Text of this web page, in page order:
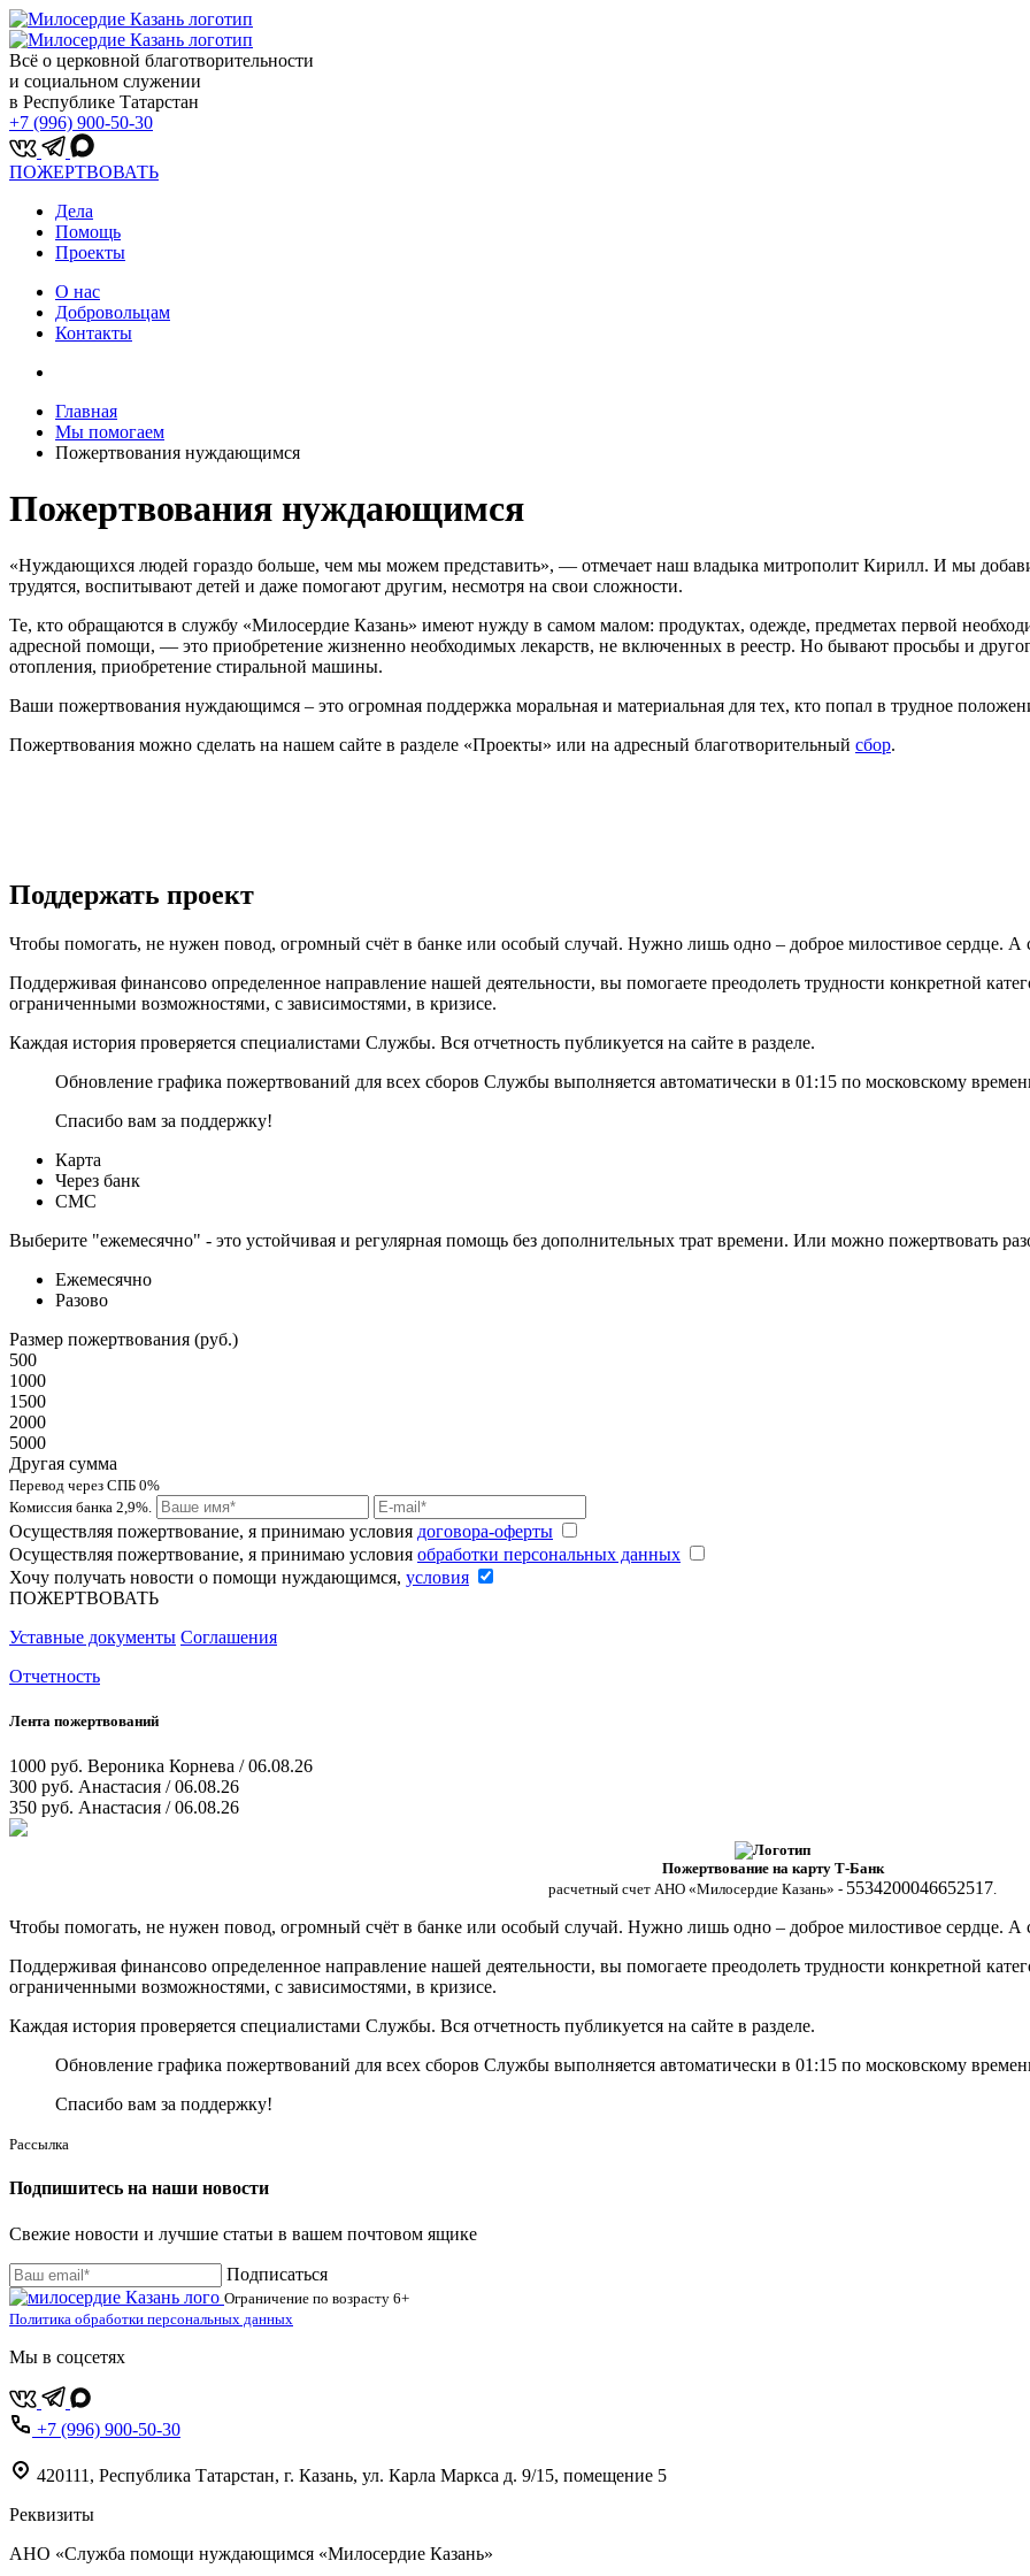
Всё о церковной благотворительности
и социальном служении
в Республике Татарстан
+7 (996) 900-50-30
ПОЖЕРТВОВАТЬ
Дела
Помощь
Проекты
О нас
Добровольцам
Контакты
Главная
Мы помогаем
Пожертвования нуждающимся
Пожертвования нуждающимся
«Нуждающихся людей гораздо больше, чем мы можем представить», — отмечает наш владыка митрополит Кирилл. И мы
трудятся, воспитывают детей и даже помогают другим, несмотря на свои сложности.
Те, кто обращаются в службу «Милосердие Казань» имеют нужду в самом малом: продуктах, одежде, предметах первой
адресной помощи, — это приобретение жизненно необходимых лекарств, не включенных в реестр. Но бывают просьбы и
отопления, приобретение стиральной машины.
Ваши пожертвования нуждающимся – это огромная поддержка моральная и материальная для тех, кто попал в трудное
Пожертвования можно сделать на нашем сайте в разделе «Проекты» или на адресный благотворительный сбор.
Поддержать проект
Чтобы помогать, не нужен повод, огромный счёт в банке или особый случай. Нужно лишь одно – доброе милостивое
Поддерживая финансово определенное направление нашей деятельности, вы помогаете преодолеть трудности конкретной
ограниченными возможностями, с зависимостями, в кризисе.
Каждая история проверяется специалистами Службы. Вся отчетность публикуется на сайте в разделе.
Обновление графика пожертвований для всех сборов Службы выполняется автоматически в 01:15 по московскому
Спасибо вам за поддержку!
Карта
Через банк
СМС
Выберите "ежемесячно" - это устойчивая и регулярная помощь без дополнительных трат времени. Или можно пожертвовать
Ежемесячно
Разово
Размер пожертвования (руб.)
500
1000
1500
2000
5000
Другая сумма
Перевод через СПБ 0%
Комиссия банка 2,9%.
Осуществляя пожертвование, я принимаю условия договора-оферты
Осуществляя пожертвование, я принимаю условия обработки персональных данных
Хочу получать новости о помощи нуждающимся, условия
ПОЖЕРТВОВАТЬ
Уставные документы Соглашения
Отчетность
Лента пожертвований
1000 руб. Вероника Корнева / 06.08.26
300 руб. Анастасия / 06.08.26
350 руб. Анастасия / 06.08.26
Пожертвование на карту Т-Банк
расчетный счет АНО «Милосердие Казань» - 5534200046652517.
Чтобы помогать, не нужен повод, огромный счёт в банке или особый случай. Нужно лишь одно – доброе милостивое
Поддерживая финансово определенное направление нашей деятельности, вы помогаете преодолеть трудности конкретной
ограниченными возможностями, с зависимостями, в кризисе.
Каждая история проверяется специалистами Службы. Вся отчетность публикуется на сайте в разделе.
Обновление графика пожертвований для всех сборов Службы выполняется автоматически в 01:15 по московскому
Спасибо вам за поддержку!
Рассылка
Подпишитесь на наши новости
Свежие новости и лучшие статьи в вашем почтовом ящике
Подписаться
Ограничение по возрасту 6+
Политика обработки персональных данных
Мы в соцсетях
+7 (996) 900-50-30
420111 , Республика Татарстан, г. Казань, ул. Карла Маркса д. 9/15, помещение 5
Реквизиты
АНО «Служба помощи нуждающимся «Милосердие Казань»